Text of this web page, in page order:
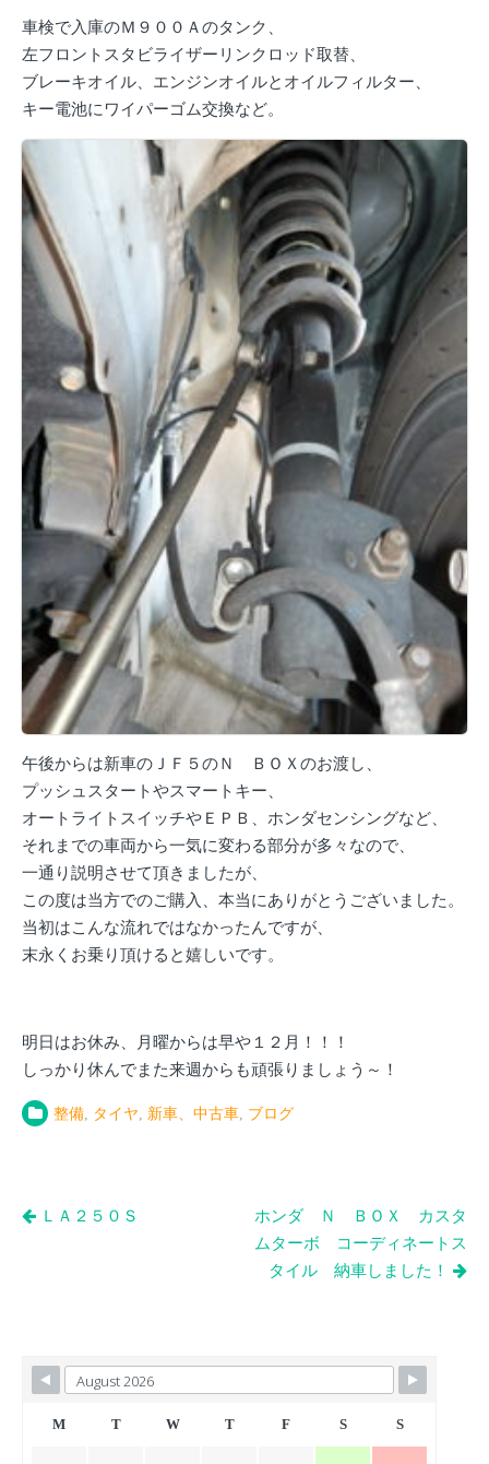
車検で入庫のＭ９００Ａのタンク、
左フロントスタビライザーリンクロッド取替、
ブレーキオイル、エンジンオイルとオイルフィルター、
キー電池にワイパーゴム交換など。
午後からは新車のＪＦ５のＮ ＢＯＸのお渡し、
プッシュスタートやスマートキー、
オートライトスイッチやＥＰＢ、ホンダセンシングなど、
それまでの車両から一気に変わる部分が多々なので、
一通り説明させて頂きましたが、
この度は当方でのご購入、本当にありがとうございました。
当初はこんな流れではなかったんですが、
末永くお乗り頂けると嬉しいです。
明日はお休み、月曜からは早や１２月！！！
しっかり休んでまた来週からも頑張りましょう～！
整備, タイヤ, 新車、中古車, ブログ
投
ー
シ
ＬＡ２５０Ｓ
ホンダ Ｎ ＢＯＸ カスタ
ムターボ コーディネートス
タイル 納車しました！
M T W T F S S